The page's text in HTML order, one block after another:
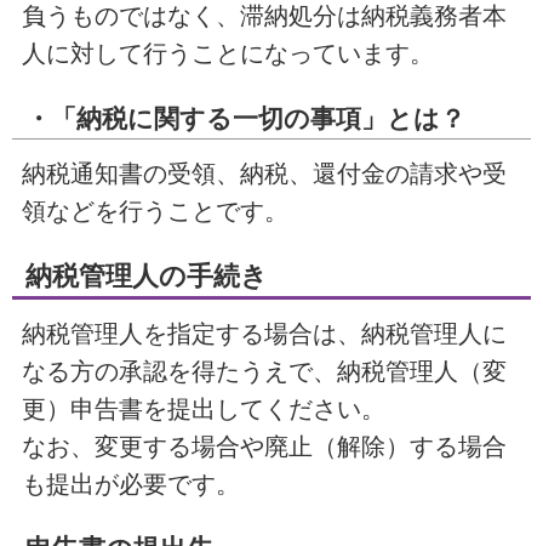
負うものではなく、滞納処分は納税義務者本
人に対して行うことになっています。
・「納税に関する一切の事項」とは？
納税通知書の受領、納税、還付金の請求や受
領などを行うことです。
納税管理人の手続き
納税管理人を指定する場合は、納税管理人に
なる方の承認を得たうえで、納税管理人（変
更）申告書を提出してください。
なお、変更する場合や廃止（解除）する場合
も提出が必要です。